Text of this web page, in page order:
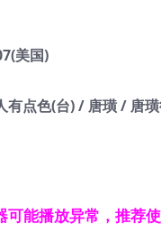
美国)
有点色(台) / 唐璜 /
可能播放异常，推荐